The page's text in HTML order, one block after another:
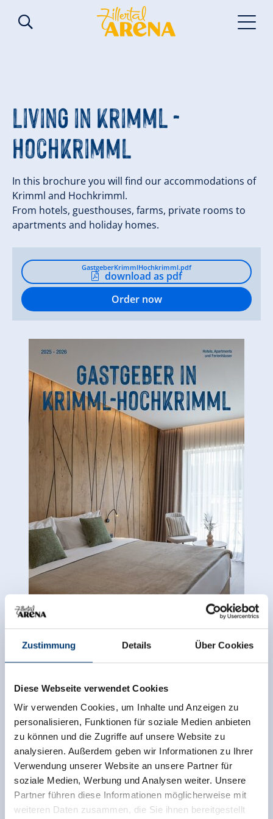
Zustimmung Details Über Cookies
Diese Webseite verwendet Cookies
Wir verwenden Cookies, um Inhalte und Anzeigen zu
personalisieren, Funktionen für soziale Medien anbieten
zu können und die Zugriffe auf unsere Website zu
analysieren. Außerdem geben wir Informationen zu Ihrer
Verwendung unserer Website an unsere Partner für
soziale Medien, Werbung und Analysen weiter. Unsere
Partner führen diese Informationen möglicherweise mit
weiteren Daten zusammen, die Sie ihnen bereitgestellt
Living in Krimml -
Hochkrimml
In this brochure you will find our accommodations of
Krimml and Hochkrimml.
From hotels, guesthouses, farms, private rooms to
apartments and holiday homes.
GastgeberKrimmlHochkrimml.pdf
download as pdf
Order now
Sign up for the newsletter now!
register